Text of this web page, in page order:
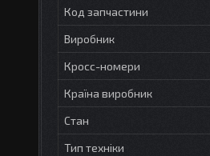
Код запчастини
Виробник
Кросс-номери
Країна виробник
Стан
Тип техніки